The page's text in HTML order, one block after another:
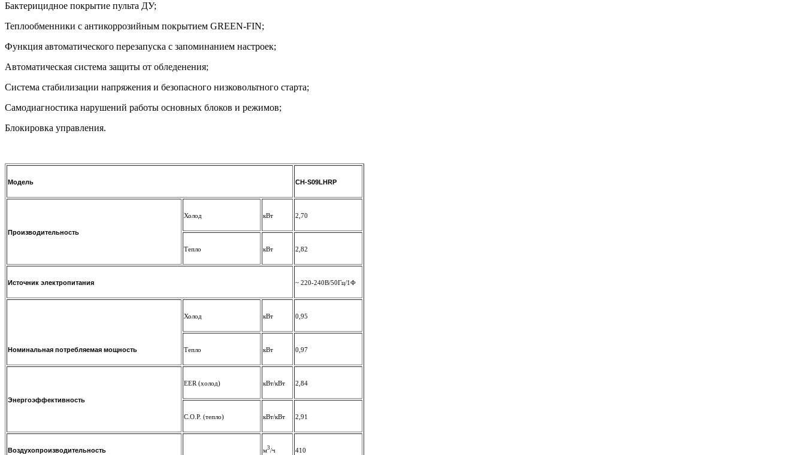
Бактерицидное покрытие пульта ДУ;
Теплообменники с антикоррозийным покрытием GREEN-FIN;
Функция автоматического перезапуска с запоминанием настроек;
Автоматическая система защиты от обледенения;
Система стабилизации напряжения и безопасного низковольтного старта;
Самодиагностика нарушений работы основных блоков и режимов;
Блокировка управления.
Модель CH-S09LHRP
Производительность
Холод кВт 2,70
Тепло кВт 2,82
Источник электропитания ~ 220-240В/50Гц/1Ф
Номинальная потребляемая мощность
Холод кВт 0,95
Тепло кВт 0,97
Энергоэффективность
EER (холод) кВт/кВт 2,84
C.O.P. (тепло) кВт/кВт 2,91
Воздухопроизводительность м3/ч 410